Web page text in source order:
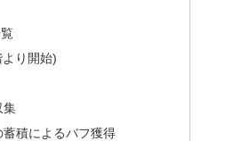
より開始)
集
積によるバフ獲得